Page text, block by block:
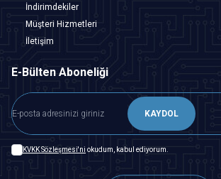
İndirimdekiler
Müşteri Hizmetleri
İletişim
E-Bülten Aboneliği
KAYDOL
KVKK Sözleşmesi'ni okudum, kabul ediyorum.